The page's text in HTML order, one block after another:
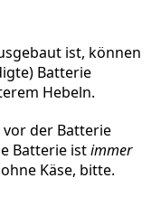
ist, können
Batterie
Hebeln.
vor der Batterie
Batterie istimmer
Käse, bitte.